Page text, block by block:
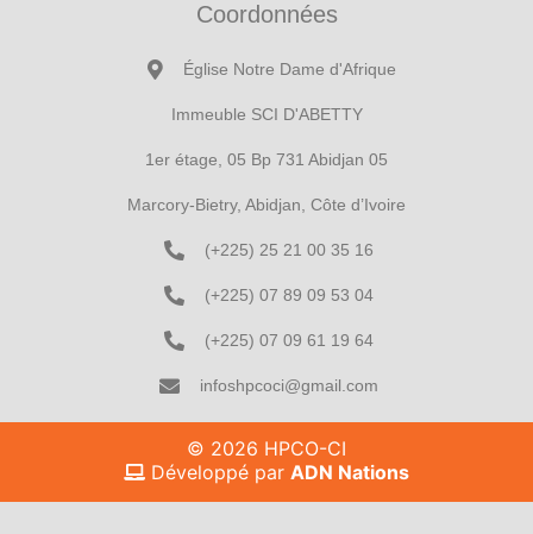
Coordonnées
Église Notre Dame d'Afrique
Immeuble SCI D'ABETTY
1er étage, 05 Bp 731 Abidjan 05
Marcory-Bietry, Abidjan, Côte d’Ivoire
(+225) 25 21 00 35 16
(+225) 07 89 09 53 04
(+225) 07 09 61 19 64
infoshpcoci@gmail.com
© 2026 HPCO-CI
Développé par ADN Nations